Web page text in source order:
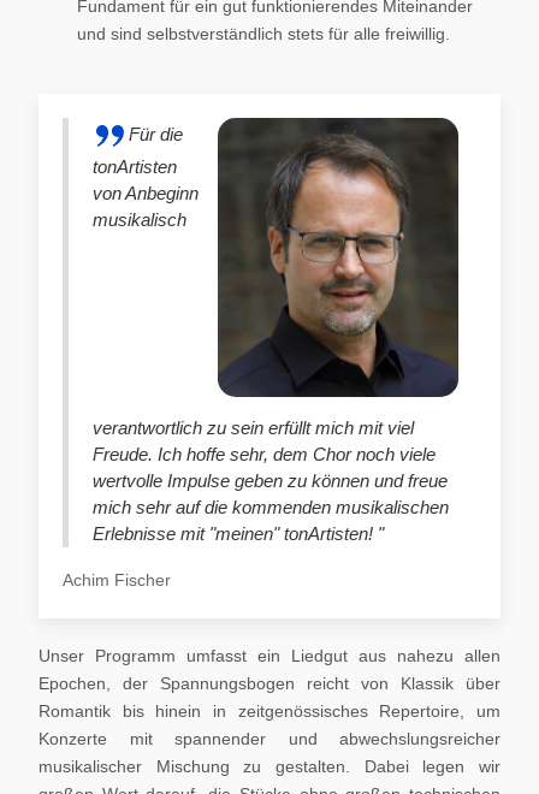
Fundament für ein gut funktionierendes Miteinander
und sind selbstverständlich stets für alle freiwillig.
Für die
tonArtisten
von Anbeginn
musikalisch
verantwortlich zu sein erfüllt mich mit viel
Freude. Ich hoffe sehr, dem Chor noch viele
wertvolle Impulse geben zu können und freue
mich sehr auf die kommenden musikalischen
Erlebnisse mit "meinen" tonArtisten! "
Achim Fischer
Unser Programm umfasst ein Liedgut aus nahezu allen
Epochen, der Spannungsbogen reicht von Klassik über
Romantik bis hinein in zeitgenössisches Repertoire, um
Konzerte mit spannender und abwechslungsreicher
musikalischer Mischung zu gestalten. Dabei legen wir